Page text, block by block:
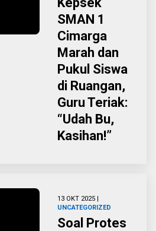
SMAN 1
Cimarga
Marah dan
Pukul Siswa
di Ruangan,
Guru Teriak:
“Udah Bu,
Kasihan!”
13 OKT 2025 |
UNCATEGORIZED
Soal Protes